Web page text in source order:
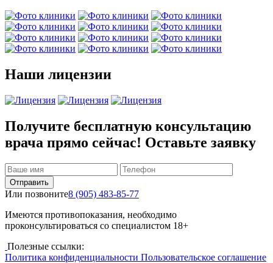
Наши лицензии
Получите бесплатную консультацию
врача прямо сейчас! Оставьте заявку
Отправить
Или позвоните8 (905) 483-85-77
Имеются противопоказания, необходимо
проконсультироваться со специалистом 18+
Полезные ссылки:
Политика конфиденциальности Пользовательское соглашение